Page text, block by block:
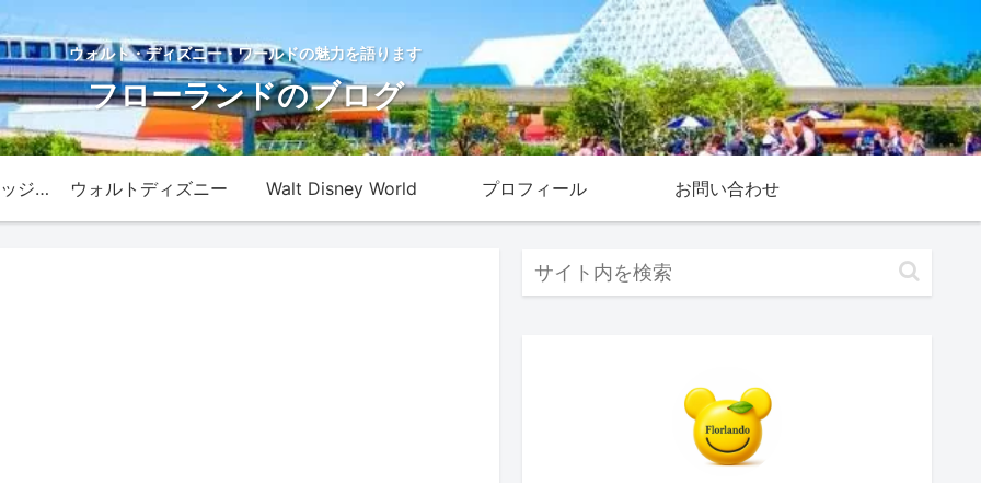
ウォルト・ディズニー・ワールドの魅力を語ります
フローランドのブログ
ディズニー・カレッジ・プログラム ウォルトディズニー Walt Disney World プロフィール お問い合わせ